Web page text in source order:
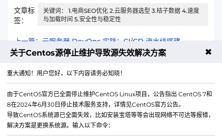
文章标
签：
关键词： 1.电商SEO优化 2.云服务器选型 3.桔子数据 4.速度
与加载时间 5.安全性与稳定性
上一篇：云服务器 DevOps 实践：CI/CD 流水线搭建
关于Centos源停止维护导致源失效解决方案 ✖
重大通知！用户您好，以下内容请务必知晓！
由于CentOS官方已全面停止维护CentOS Linux项目，公告指出 CentOS 7和
8在2024年6月30日停止技术服务支持，详情见CentOS官方公告。
导致CentOS系统源已全面失效，比如安装宝塔等等会出现网络不可达等报错，
解决方案是更换系统源。输入以下命令：